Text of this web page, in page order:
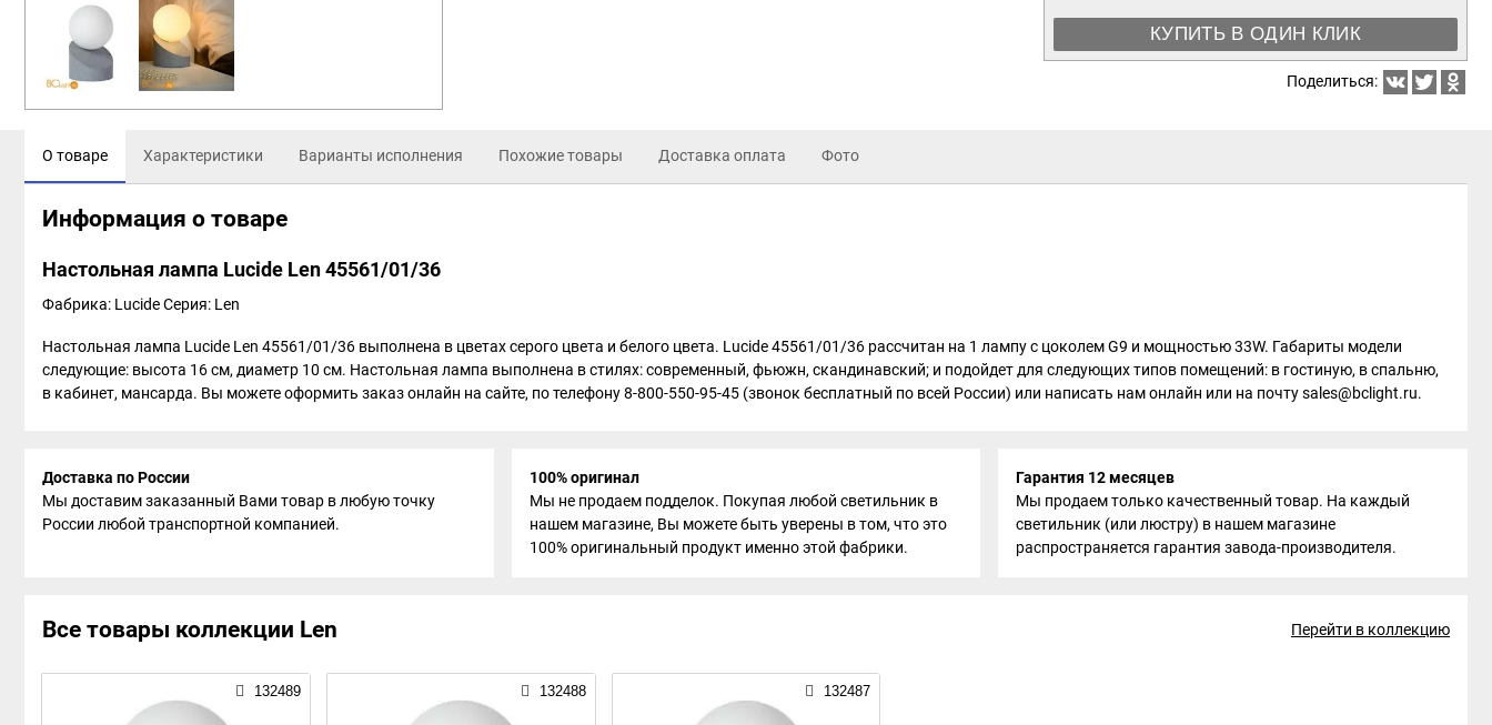
КУПИТЬ В ОДИН КЛИК
Поделиться:
О товаре Характеристики Варианты исполнения Похожие товары Доставка оплата Фото
Информация о товаре
Настольная лампа Lucide Len 45561/01/36
Фабрика: LucideСерия: Len
Настольная лампа Lucide Len 45561/01/36 выполнена в цветах серого цвета и белого цвета. Lucide 45561/01/36 рассчитан на 1 лампу с цоколем G9 и мощностью 33W. Габариты модели
следующие: высота 16 см, диаметр 10 см. Настольная лампа выполнена в стилях: современный, фьюжн, скандинавский; и подойдет для следующих типов помещений: в гостиную, в спальню,
в кабинет, мансарда. Вы можете оформить заказ онлайн на сайте, по телефону 8-800-550-95-45 (звонок бесплатный по всей России) или написать нам онлайн или на почту sales@bclight.ru.
Доставка по России
Мы доставим заказанный Вами товар в любую точку
России любой транспортной компанией.
100% оригинал
Мы не продаем подделок. Покупая любой светильник в
нашем магазине, Вы можете быть уверены в том, что это
100% оригинальный продукт именно этой фабрики.
Гарантия 12 месяцев
Мы продаем только качественный товар. На каждый
светильник (или люстру) в нашем магазине
распространяется гарантия завода-производителя.
Все товары коллекции Len Перейти в коллекцию
132489 132488 132487